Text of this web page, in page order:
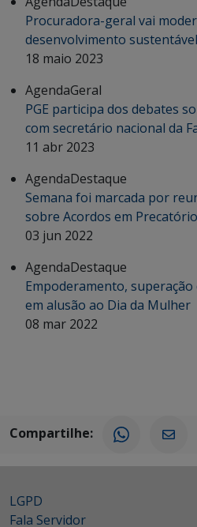
Procuradora-geral vai
desenvolvimento
18 maio 2023
AgendaGeral
PGE participa dos debates
com secretário nacional da
11 abr 2023
AgendaDestaque
Semana foi marcada por
sobre Acordos em Precatório
03 jun 2022
AgendaDestaque
Empoderamento,
em alusão ao Dia da Mulher
08 mar 2022
Compartilhe:
LGPD
Fala Servidor